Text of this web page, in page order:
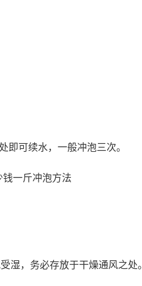
可续水，一般冲泡三次。
湿，务必存放于干燥通风之处。